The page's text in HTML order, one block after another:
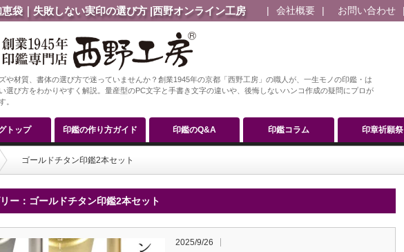
袋｜失敗しない実印の選び方 |西野オンライン工房 会社概要 お問い合わせ
や材質、書体の選び方で迷っていませんか？創業1945年の京都「西野工房」の職人が、一生モノの印鑑・は
選び方をわかりやすく解説。量産型のPC文字と手書き文字の違いや、後悔しないハンコ作成の疑問にプロが
。
トップ 印鑑の作り方ガイド 印鑑のQ&A 印鑑コラム 印章祈願祭
ゴールドチタン印鑑2本セット
ー：ゴールドチタン印鑑2本セット
2025/9/26